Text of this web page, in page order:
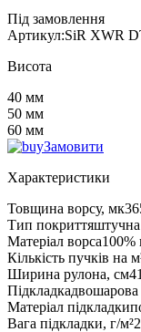
Під замовлення
Артикул:SiR XWR
Висота
40 мм
50 мм
60 мм
Замовити
Характеристики
Товщина ворсу, мк
Тип покриттяштучна
Матеріал ворса100%
Кількість пучків на
Ширина рулона, см
Підкладкадвошарова
Матеріал підкладки
Вага підкладки, г/м²